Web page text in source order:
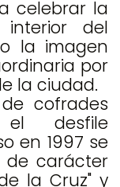
celebrar la
del
la imagen
por
la ciudad.
cofrades
desfile
en 1997 se
de carácter
la Cruz" y